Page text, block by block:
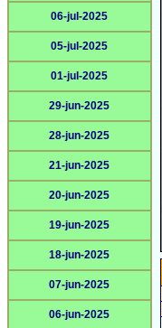
06-jul-2025
05-jul-2025
01-jul-2025
29-jun-2025
28-jun-2025
21-jun-2025
20-jun-2025
19-jun-2025
18-jun-2025
07-jun-2025
06-jun-2025